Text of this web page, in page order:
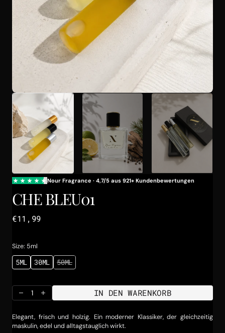
CHE BLEU01
Regulärer
€11,99
Size: 5ml
5MLVARIANTE
AUSVERKAUFT
NICHT
VERFÜGBAR
30MLVARIANTE
AUSVERKAUFT
NICHT
VERFÜGBAR
50MLVARIANTE
AUSVERKAUFT
NICHT
VERFÜGBAR
Menge
CHE
BLEU01
Menge
CHE
BLEU01
IN DEN WARENKORB
Elegant, frisch und holzig. Ein moderner Klassiker, der gleichzeitig
maskulin, edel und alltagstauglich wirkt.
Galerieansicht
öffnen